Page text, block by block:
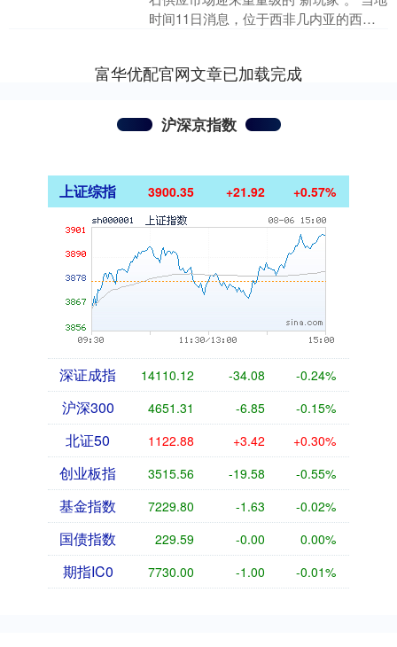
时间11日消息，位于西非几内亚的西芒
富华优配官网文章已加载完成
沪深京指数
上证综指 3900.35 +21.92 +0.57%
深证成指 14110.12 -34.08 -0.24%
沪深300 4651.31 -6.85 -0.15%
北证50 1122.88 +3.42 +0.30%
创业板指 3515.56 -19.58 -0.55%
基金指数 7229.80 -1.63 -0.02%
国债指数 229.59 -0.00 0.00%
期指IC0 7730.00 -1.00 -0.01%